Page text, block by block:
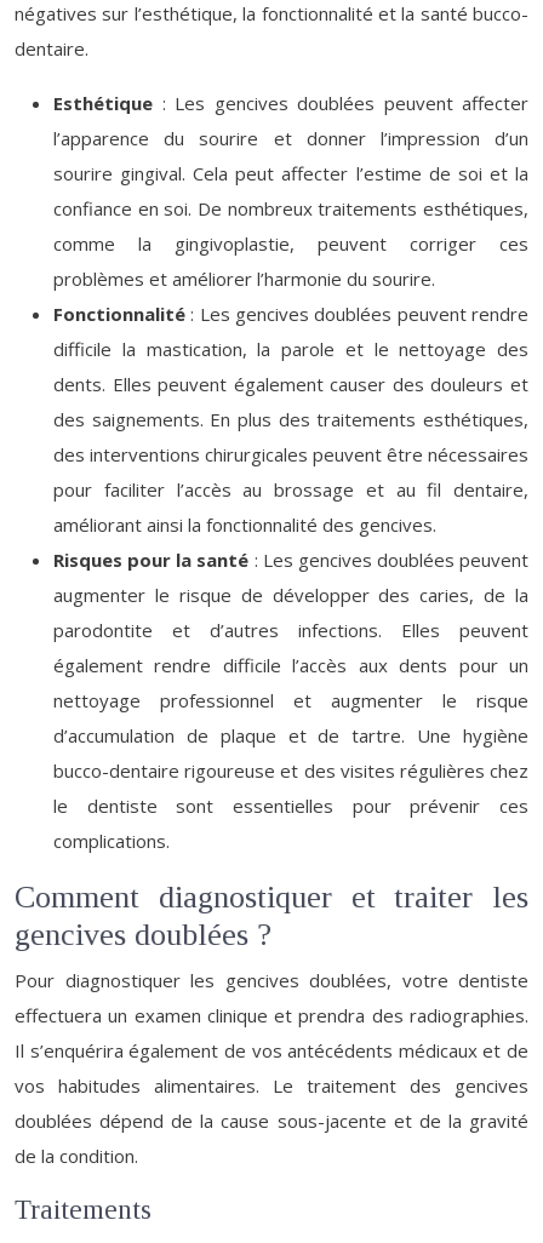
négatives sur l’esthétique, la fonctionnalité et la santé bucco-
dentaire.
Esthétique : Les gencives doublées peuvent affecter
l’apparence du sourire et donner l’impression d’un
sourire gingival. Cela peut affecter l’estime de soi et la
confiance en soi. De nombreux traitements esthétiques,
comme la gingivoplastie, peuvent corriger ces
problèmes et améliorer l’harmonie du sourire.
Fonctionnalité: Les gencives doublées peuvent rendre
difficile la mastication, la parole et le nettoyage des
dents. Elles peuvent également causer des douleurs et
des saignements. En plus des traitements esthétiques,
des interventions chirurgicales peuvent être nécessaires
pour faciliter l’accès au brossage et au fil dentaire,
améliorant ainsi la fonctionnalité des gencives.
Risques pour la santé : Les gencives doublées peuvent
augmenter le risque de développer des caries, de la
parodontite et d’autres infections. Elles peuvent
également rendre difficile l’accès aux dents pour un
nettoyage professionnel et augmenter le risque
d’accumulation de plaque et de tartre. Une hygiène
bucco-dentaire rigoureuse et des visites régulières chez
le dentiste sont essentielles pour prévenir ces
complications.
Comment diagnostiquer et traiter les
gencives doublées ?
Pour diagnostiquer les gencives doublées, votre dentiste
effectuera un examen clinique et prendra des radiographies.
Il s’enquérira également de vos antécédents médicaux et de
vos habitudes alimentaires. Le traitement des gencives
doublées dépend de la cause sous-jacente et de la gravité
de la condition.
Traitements